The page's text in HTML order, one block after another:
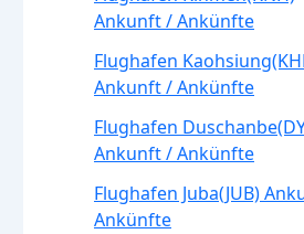
Ankunft / Ankünfte
Flughafen
Ankunft / Ankünfte
Flughafen
Ankunft / Ankünfte
Flughafen Juba(JUB)
Ankünfte